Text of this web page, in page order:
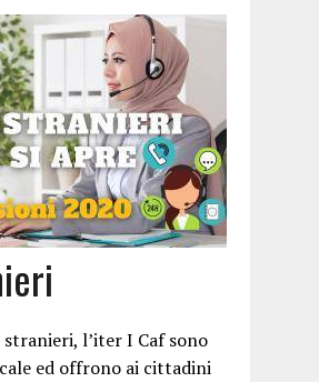
l’iter I Caf sono
ed offrono ai cittadini